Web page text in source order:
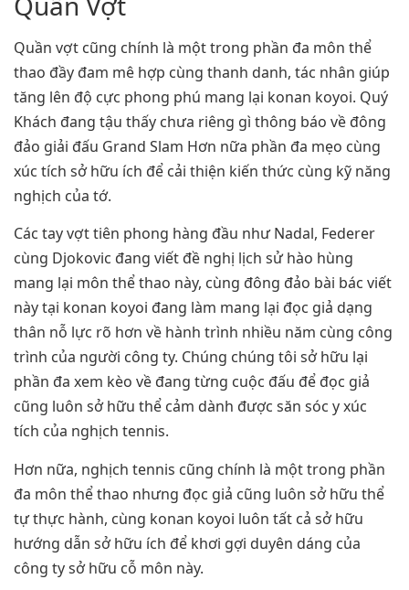
Quần vợt cũng chính là một trong phần đa môn thể
thao đầy đam mê hợp cùng thanh danh, tác nhân giúp
tăng lên độ cực phong phú mang lại konan koyoi. Quý
Khách đang tậu thấy chưa riêng gì thông báo về đông
đảo giải đấu Grand Slam Hơn nữa phần đa mẹo cùng
xúc tích sở hữu ích để cải thiện kiến thức cùng kỹ năng
nghịch của tớ.
Các tay vợt tiên phong hàng đầu như Nadal, Federer
cùng Djokovic đang viết đề nghị lịch sử hào hùng
mang lại môn thể thao này, cùng đông đảo bài bác viết
này tại konan koyoi đang làm mang lại đọc giả dạng
thân nỗ lực rõ hơn về hành trình nhiều năm cùng công
trình của người công ty. Chúng chúng tôi sở hữu lại
phần đa xem kèo về đang từng cuộc đấu để đọc giả
cũng luôn sở hữu thể cảm dành được săn sóc y xúc
tích của nghịch tennis.
Hơn nữa, nghịch tennis cũng chính là một trong phần
đa môn thể thao nhưng đọc giả cũng luôn sở hữu thể
tự thực hành, cùng konan koyoi luôn tất cả sở hữu
hướng dẫn sở hữu ích để khơi gợi duyên dáng của
công ty sở hữu cỗ môn này.